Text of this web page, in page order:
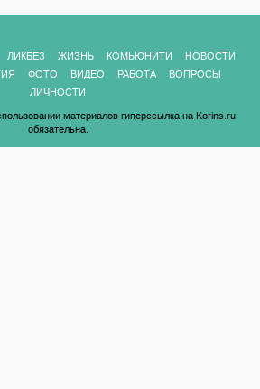
ЛИКБЕЗ ЖИЗНЬ КОМЬЮНИТИ
НОВОСТИ
ФОТО ВИДЕО РАБОТА
ВОПРОСЫ
ЛИЧНОСТИ
материалов гиперссылка на Korins.ru
обязательна.